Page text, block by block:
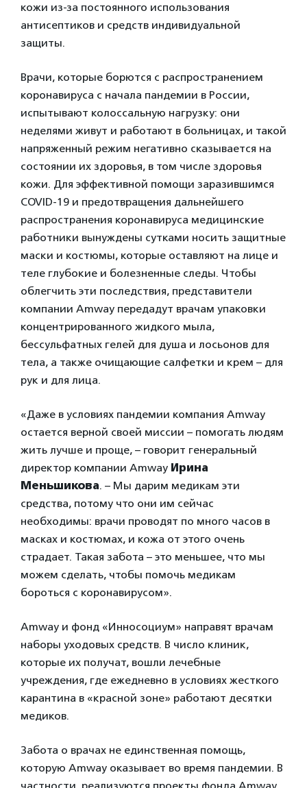
кожи из-за постоянного использования
антисептиков и средств индивидуальной
защиты.
Врачи, которые борются с распространением
коронавируса с начала пандемии в России,
испытывают колоссальную нагрузку: они
неделями живут и работают в больницах, и такой
напряженный режим негативно сказывается на
состоянии их здоровья, в том числе здоровья
кожи. Для эффективной помощи заразившимся
COVID-19 и предотвращения дальнейшего
распространения коронавируса медицинские
работники вынуждены сутками носить защитные
маски и костюмы, которые оставляют на лице и
теле глубокие и болезненные следы. Чтобы
облегчить эти последствия, представители
компании Amway передадут врачам упаковки
концентрированного жидкого мыла,
бессульфатных гелей для душа и лосьонов для
тела, а также очищающие салфетки и крем – для
рук и для лица.
«Даже в условиях пандемии компания Amway
остается верной своей миссии – помогать людям
жить лучше и проще, – говорит генеральный
директор компании Amway Ирина
Меньшикова. – Мы дарим медикам эти
средства, потому что они им сейчас
необходимы: врачи проводят по много часов в
масках и костюмах, и кожа от этого очень
страдает. Такая забота – это меньшее, что мы
можем сделать, чтобы помочь медикам
бороться с коронавирусом».
Amway и фонд «Инносоциум» направят врачам
наборы уходовых средств. В число клиник,
которые их получат, вошли лечебные
учреждения, где ежедневно в условиях жесткого
карантина в «красной зоне» работают десятки
медиков.
Забота о врачах не единственная помощь,
которую Amway оказывает во время пандемии. В